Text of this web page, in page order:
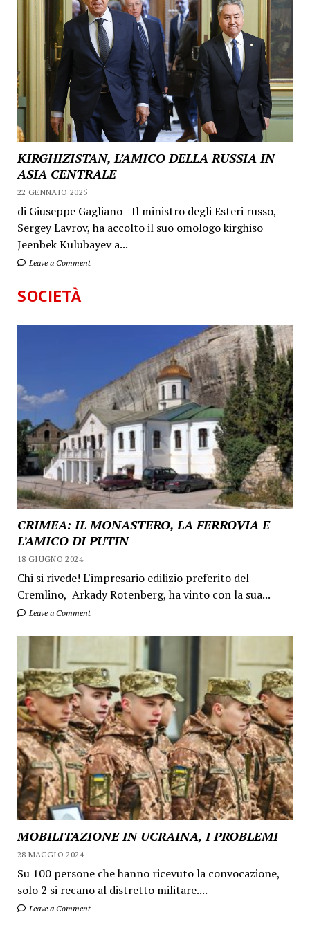
KIRGHIZISTAN, L’AMICO DELLA RUSSIA IN
ASIA CENTRALE
22 GENNAIO 2025
di Giuseppe Gagliano - Il ministro degli Esteri russo,
Sergey Lavrov, ha accolto il suo omologo kirghiso
Jeenbek Kulubayev a...
Leave a Comment
SOCIETÀ
CRIMEA: IL MONASTERO, LA FERROVIA E
L’AMICO DI PUTIN
18 GIUGNO 2024
Chi si rivede! L'impresario edilizio preferito del
Cremlino, Arkady Rotenberg, ha vinto con la sua...
Leave a Comment
MOBILITAZIONE IN UCRAINA, I PROBLEMI
28 MAGGIO 2024
Su 100 persone che hanno ricevuto la convocazione,
solo 2 si recano al distretto militare....
Leave a Comment